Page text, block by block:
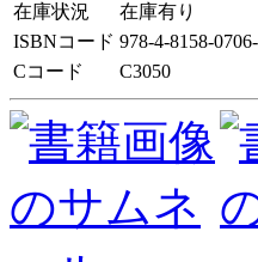
在庫状況
在庫有り
ISBNコード 978-4-8158-0706-
Cコード
C3050